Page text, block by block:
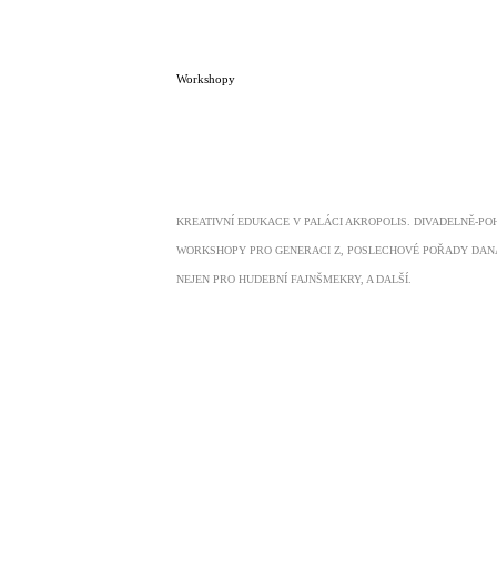
Workshopy
KREATIVNÍ EDUKACE V PALÁCI AKROPOLIS. DIVADELNĚ-
WORKSHOPY PRO GENERACI Z, POSLECHOVÉ POŘADY
NEJEN PRO HUDEBNÍ FAJNŠMEKRY, A DALŠÍ.